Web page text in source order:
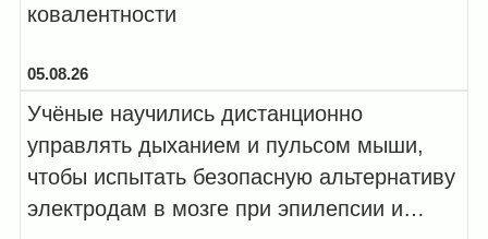
ковалентности
05.08.26
Учёные научились дистанционно
управлять дыханием и пульсом мыши,
чтобы испытать безопасную альтернативу
электродам в мозге при эпилепсии и